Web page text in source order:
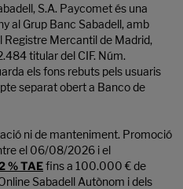
S.A. Paycomet és una
al Grup Banc Sabadell, amb
Registre Mercantil de Madrid,
titular del CIF. Núm.
els fons rebuts pels usuaris
separat obert a Banco de
ni de manteniment. Promoció
el 06/08/2026 i el
% TAEfins a 100.000 € de
Sabadell Autònom i dels